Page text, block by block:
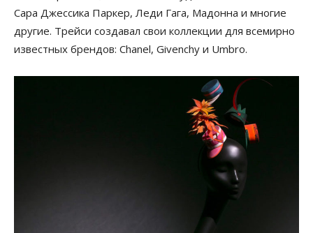
Сара Джессика Паркер, Леди Гага, Мадонна и многие
другие. Трейси создавал свои коллекции для всемирно
известных брендов: Chanel, Givenchy и Umbro.